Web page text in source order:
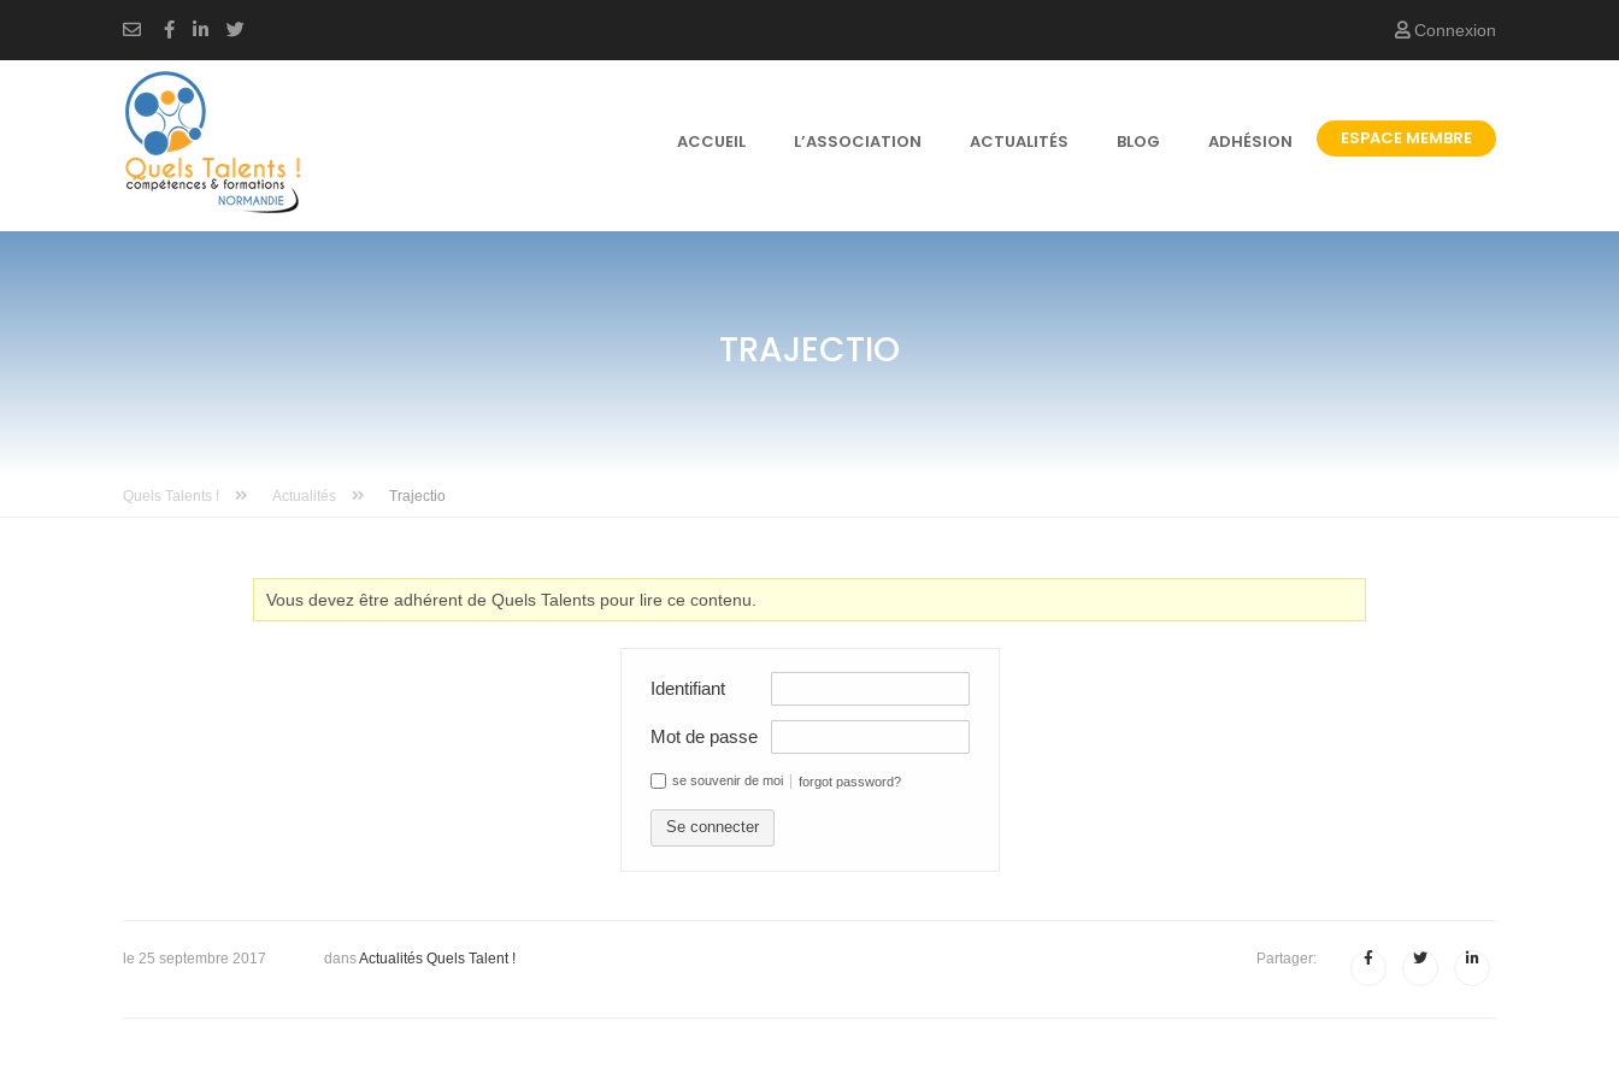
Connexion
ACCUEIL L’ASSOCIATION ACTUALITÉS BLOG ADHÉSION ESPACE MEMBRE
TRAJECTIO
Quels Talents ! Actualités Trajectio
Vous devez être adhérent de Quels Talents pour lire ce contenu.
Identifiant
Mot de passe
se souvenir de moi forgot password?
Se connecter
le 25 septembre 2017 dansActualités Quels Talent ! Partager: